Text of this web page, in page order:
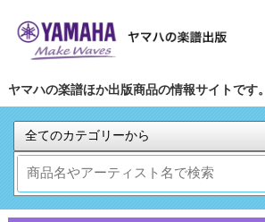
ヤマハの楽譜ほか出版商品の情報サイトです。